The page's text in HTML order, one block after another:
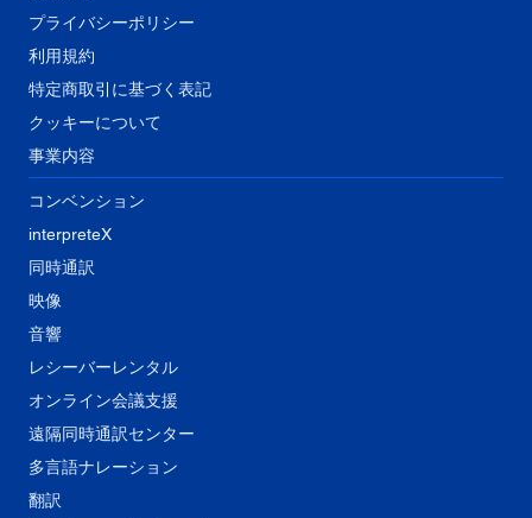
プライバシーポリシー
利用規約
特定商取引に基づく表記
クッキーについて
事業内容
コンベンション
interpreteX
同時通訳
映像
音響
​レシーバーレンタル
オンライン会議支援
遠隔同時通訳センター
多言語ナレーション
翻訳